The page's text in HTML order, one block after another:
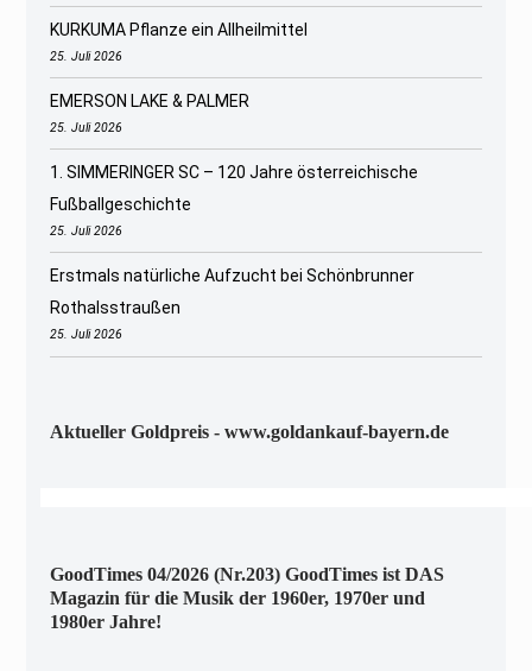
KURKUMA Pflanze ein Allheilmittel
25. Juli 2026
EMERSON LAKE & PALMER
25. Juli 2026
1. SIMMERINGER SC – 120 Jahre österreichische
Fußballgeschichte
25. Juli 2026
Erstmals natürliche Aufzucht bei Schönbrunner
Rothalsstraußen
25. Juli 2026
Aktueller Goldpreis - www.goldankauf-bayern.de
GoodTimes 04/2026 (Nr.203) GoodTimes ist DAS
Magazin für die Musik der 1960er, 1970er und
1980er Jahre!